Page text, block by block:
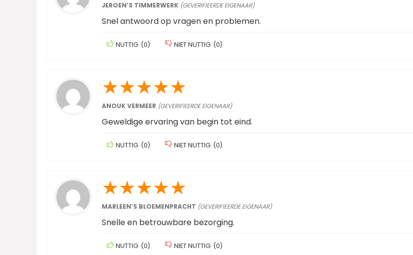
JEROEN’S TIMMERWERK (GEVERIFIEERDE EIGENAAR)
Snel antwoord op vragen en problemen.
NUTTIG (0) NIET NUTTIG (0)
★★★★★
ANOUK VERMEER (GEVERIFIEERDE EIGENAAR)
Geweldige ervaring van begin tot eind.
NUTTIG (0) NIET NUTTIG (0)
★★★★★
MARLEEN’S BLOEMENPRACHT (GEVERIFIEERDE EIGENAAR)
Snelle en betrouwbare bezorging.
NUTTIG (0) NIET NUTTIG (0)